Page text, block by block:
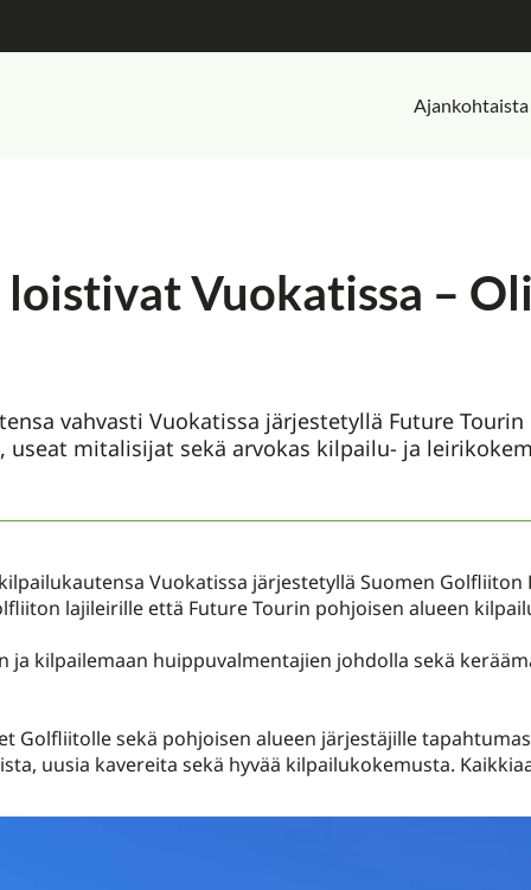
Ajankohtaista
Vuokatissa –
vahvasti Vuokatissa järjestetyllä Future
useat mitalisijat sekä arvokas kilpailu- ja
Vuokatissa järjestetyllä Suomen Golfliiton
lajileirille että Future Tourin pohjoisen alueen
kilpailemaan huippuvalmentajien johdolla sekä
Golfliitolle sekä pohjoisen alueen järjestäjille
uusia kavereita sekä hyvää kilpailukokemusta.